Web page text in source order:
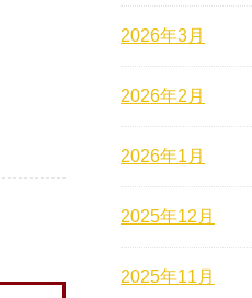
2026年3月
2026年2月
2026年1月
2025年12月
2025年11月